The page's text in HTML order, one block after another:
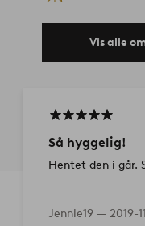
Vis alle
Så hyggelig!
Hentet den i går.
Jennie19 — 2019-